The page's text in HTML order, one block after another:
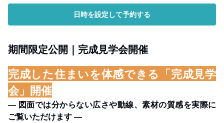
日時を設定して予約する
期間限定公開｜完成見学会開催
完成した住まいを体感できる「完成見学
会」開催
― 図面では分からない広さや動線、素材の質感を実際に
ご覧いただけます ―